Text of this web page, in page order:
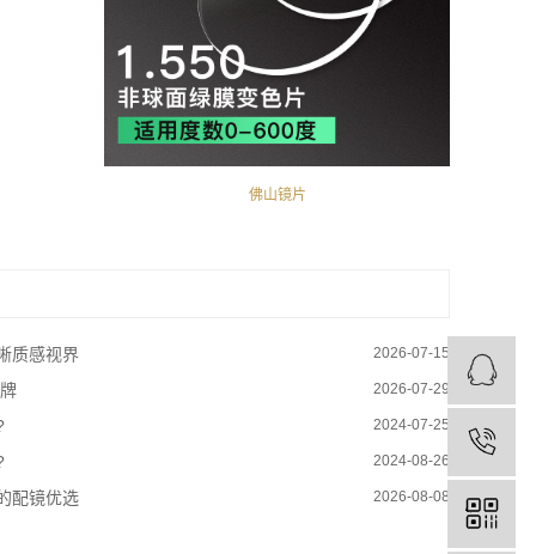
佛山镜片
质感视界 2026-07-15
2026-07-29
2024-07-25
2024-08-26
配镜优选 2026-08-08